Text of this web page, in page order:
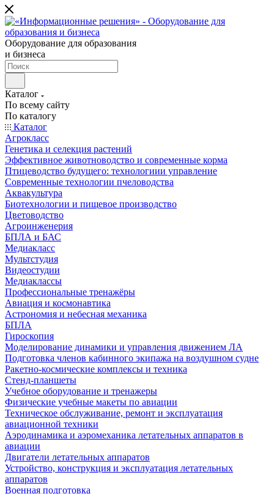
Оборудование для образования
и бизнеса
Каталог
По всему сайту
По каталогу
Каталог
Агрокласс
Генетика и селекция растений
Эффективное животноводство и современные корма
Птицеводство будущего: технологиии управление
Современные технологии пчеловодства
Аквакультура
Биотехнологии и пищевое производство
Цветоводство
Агроинженерия
БПЛА и БАС
Медиакласс
Мультстудия
Видеостудии
Медиаклассы
Профессиональные тренажёры
Авиация и космонавтика
Астрономия и небесная механика
БПЛА
Гироскопия
Моделирование динамики и управления движением ЛА
Подготовка членов кабинного экипажа на воздушном судне
Ракетно-космические комплексы и техника
Стенд-планшеты
Учебное оборудование и тренажеры
Физические учебные макеты по авиации
Техническое обслуживание, ремонт и эксплуатация
авиационной техники
Аэродинамика и аэромеханика летательных аппаратов в
авиации
Двигатели летательных аппаратов
Устройство, конструкция и эксплуатация летательных
аппаратов
Военная подготовка